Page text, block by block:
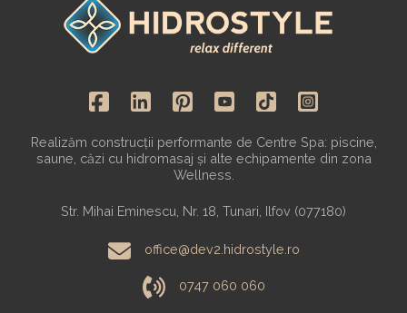
Realizăm construcții performante de Centre Spa: piscine,
saune, căzi cu hidromasaj și alte echipamente din zona
Wellness.
Str. Mihai Eminescu, Nr. 18, Tunari, Ilfov (077180)
office@dev2.hidrostyle.ro
0747 060 060